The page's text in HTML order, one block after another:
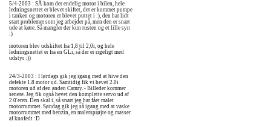
5/4-2003 : SÅ kom der endelig motor i bilen, hele
ledningsnettet er blevet skiftet, det er kommet pumpe
i tanken og motoren er blevet puttet i :), den har lidt
start problemer som jeg arbejder på, men den er snart
ude at køre. Så mangler der kun rusten og et lille syn
:)
motoren blev udskiftet fra 1,8 til 2,0i, og hele
ledningsnettet er fra en GLi, så der er rigeligt med
udstyr :))
24/3-2003 : I lørdags gik jeg igang med at hive den
defekte 1.8 motor ud. Samtidig fik vi hevet 2.0i
motoren ud af den anden Camry. - Billeder kommer
senere. Jeg fik også hevet den komplette servo ud af
2.0'eren. Den skal i, så snart jeg har fået malet
motorrummet. Søndag gik jeg så igang med at vaske
motorrummet med benzin, en malersprøjte og masser
af knofedt :D